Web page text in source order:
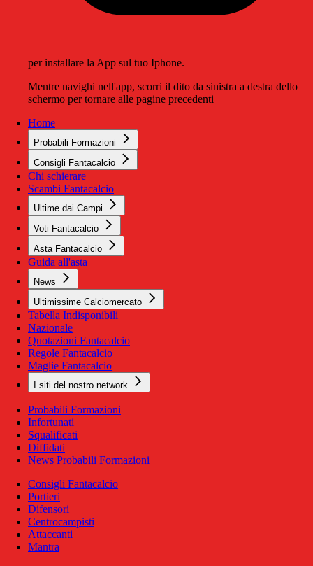
per installare la App sul tuo Iphone.
Mentre navighi nell'app, scorri il dito da sinistra a destra dello
schermo per tornare alle pagine precedenti
Home
Probabili Formazioni
Consigli Fantacalcio
Chi schierare
Scambi Fantacalcio
Ultime dai Campi
Voti Fantacalcio
Asta Fantacalcio
Guida all'asta
News
Ultimissime Calciomercato
Tabella Indisponibili
Nazionale
Quotazioni Fantacalcio
Regole Fantacalcio
Maglie Fantacalcio
I siti del nostro network
Probabili Formazioni
Infortunati
Squalificati
Diffidati
News Probabili Formazioni
Consigli Fantacalcio
Portieri
Difensori
Centrocampisti
Attaccanti
Mantra